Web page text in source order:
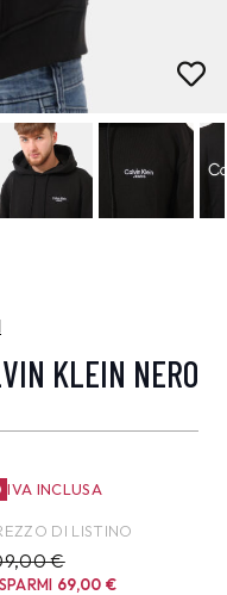
KLEIN NERO
IVA INCLUSA
DI LISTINO
€
69,00€